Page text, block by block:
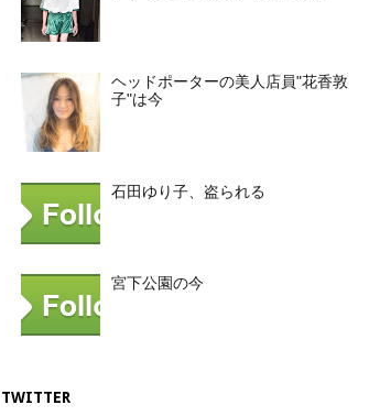
ヘッドポーターの美人店員"花香敦
子"は今
石田ゆり子、盗られる
宮下公園の今
TWITTER